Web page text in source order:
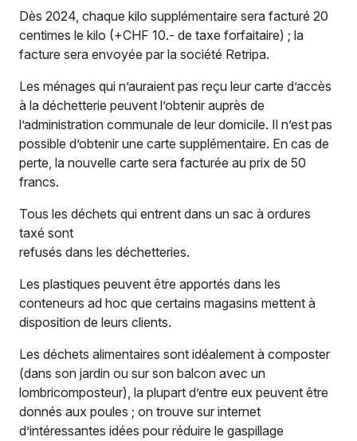
Dès 2024, chaque kilo supplémentaire sera facturé 20
centimes le kilo (+CHF 10.- de taxe forfaitaire) ; la
facture sera envoyée par la société Retripa.
Les ménages qui n’auraient pas reçu leur carte d’accès
à la déchetterie peuvent l’obtenir auprès de
l’administration communale de leur domicile. Il n’est pas
possible d’obtenir une carte supplémentaire. En cas de
perte, la nouvelle carte sera facturée au prix de 50
francs.
Tous les déchets qui entrent dans un sac à ordures
taxé sont
refusés dans les déchetteries.
Les plastiques peuvent être apportés dans les
conteneurs ad hoc que certains magasins mettent à
disposition de leurs clients.
Les déchets alimentaires sont idéalement à composter
(dans son jardin ou sur son balcon avec un
lombricomposteur), la plupart d’entre eux peuvent être
donnés aux poules ; on trouve sur internet
d’intéressantes idées pour réduire le gaspillage